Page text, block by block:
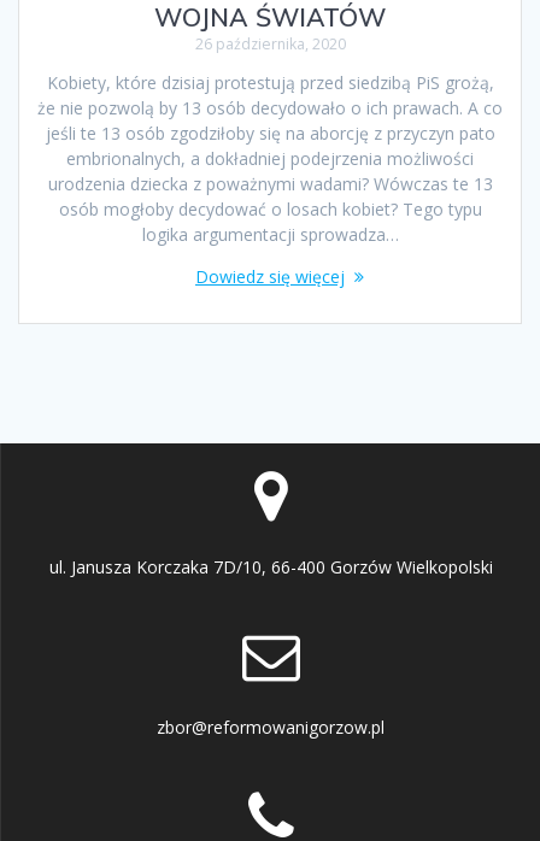
WOJNA ŚWIATÓW
26 października, 2020
Kobiety, które dzisiaj protestują przed siedzibą PiS grożą,
że nie pozwolą by 13 osób decydowało o ich prawach. A co
jeśli te 13 osób zgodziłoby się na aborcję z przyczyn pato
embrionalnych, a dokładniej podejrzenia możliwości
urodzenia dziecka z poważnymi wadami? Wówczas te 13
osób mogłoby decydować o losach kobiet? Tego typu
logika argumentacji sprowadza…
Dowiedz się więcej
ul. Janusza Korczaka 7D/10, 66-400 Gorzów Wielkopolski
zbor@reformowanigorzow.pl